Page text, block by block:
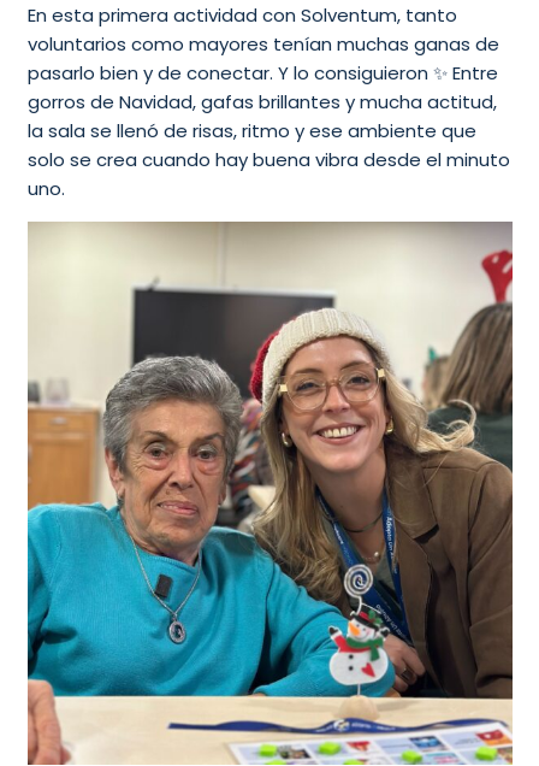
En esta primera actividad con Solventum, tanto
voluntarios como mayores tenían muchas ganas de
pasarlo bien y de conectar. Y lo consiguieron ✨ Entre
gorros de Navidad, gafas brillantes y mucha actitud,
la sala se llenó de risas, ritmo y ese ambiente que
solo se crea cuando hay buena vibra desde el minuto
uno.